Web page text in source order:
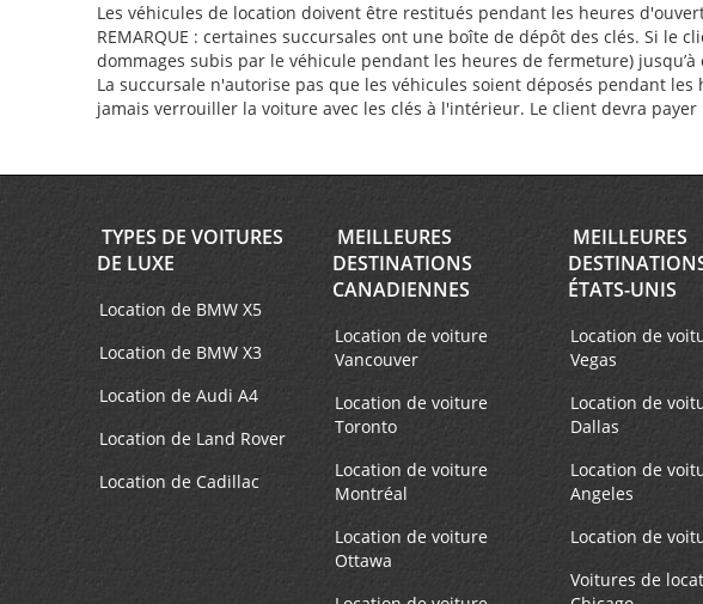
Les véhicules de location doivent être restitués pendant les heures
REMARQUE : certaines succursales ont une boîte de dépôt des clés. Si
dommages subis par le véhicule pendant les heures de fermeture)
La succursale n'autorise pas que les véhicules soient déposés pendant
jamais verrouiller la voiture avec les clés à l'intérieur. Le client devra
TYPES DE VOITURES
DE LUXE
Location de BMW X5
Location de BMW X3
Location de Audi A4
Location de Land Rover
Location de Cadillac
MEILLEURES
DESTINATIONS
CANADIENNES
Location de voiture
Vancouver
Location de voiture
Toronto
Location de voiture
Montréal
Location de voiture
Ottawa
MEILLEURES
ÉTATS-UNIS
Location de
Vegas
Location de
Dallas
Location de
Angeles
Location de
Voitures de